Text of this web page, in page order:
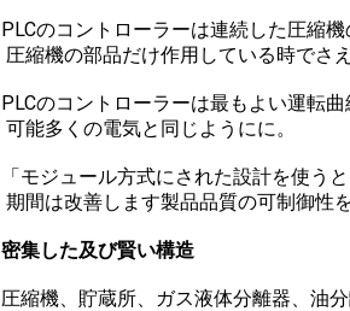
PLCのコントローラーは連続した圧縮
圧縮機の部品だけ作用している時でさえ
PLCのコントローラーは最もよい運転
可能多くの電気と同じようにに。
「モジュール方式にされた設計を使う
期間は改善します製品品質の可制御性
密集した及び賢い構造
圧縮機、貯蔵所、ガス液体分離器、油